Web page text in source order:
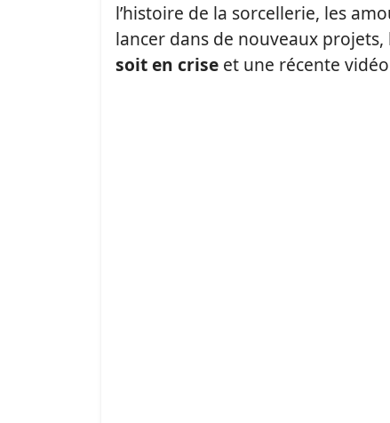
l’histoire de la sorcellerie, les
lancer dans de nouveaux
soit en crise et une récente